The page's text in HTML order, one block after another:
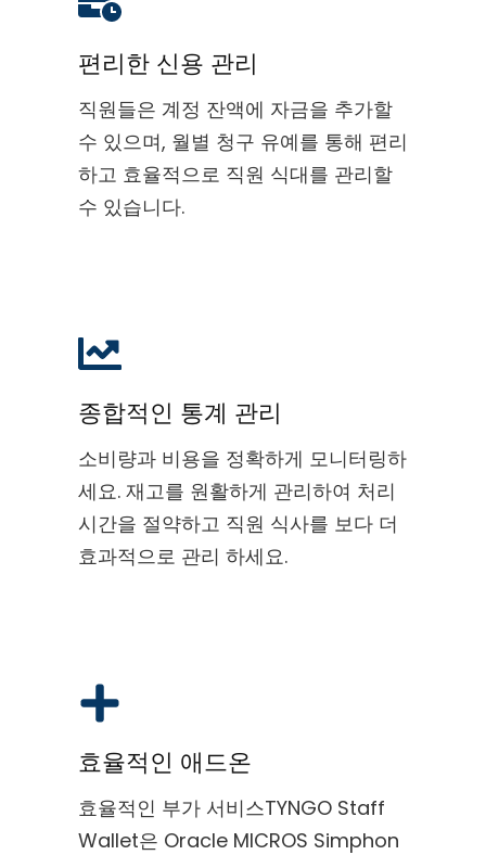
편리한 신용 관리
직원들은 계정 잔액에 자금을 추가할
수 있으며, 월별 청구 유예를 통해 편리
하고 효율적으로 직원 식대를 관리할
수 있습니다.
종합적인 통계 관리
소비량과 비용을 정확하게 모니터링하
세요. 재고를 원활하게 관리하여 처리
시간을 절약하고 직원 식사를 보다 더
효과적으로 관리 하세요.
효율적인 애드온
효율적인 부가 서비스TYNGO Staff
Wallet은 Oracle MICROS Simphon